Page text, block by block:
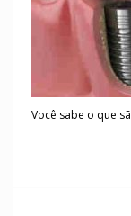
Você sabe o que